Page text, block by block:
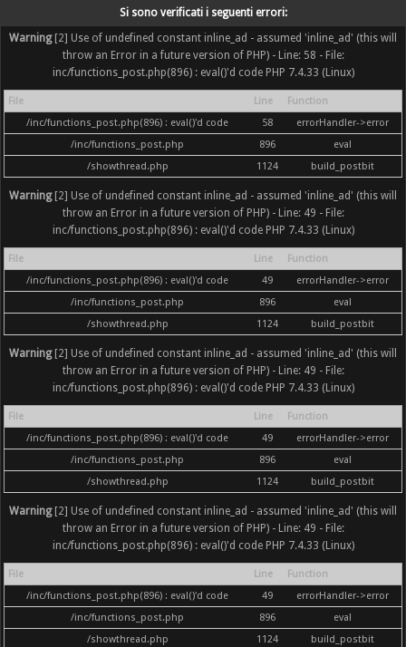
Si sono verificati i seguenti errori:
Warning[2] Use of undefined constant inline_ad - assumed 'inline_ad' (this will
throw an Error in a future version of PHP) - Line: 58 - File:
inc/functions_post.php(896) : eval()'d code PHP 7.4.33 (Linux)
File Line
Function
/inc/functions_post.php(896) : eval()'d code
58
errorHandler->error
/inc/functions_post.php
896
eval
/showthread.php
1124 build_postbit
Warning[2] Use of undefined constant inline_ad - assumed 'inline_ad' (this will
throw an Error in a future version of PHP) - Line: 49 - File:
inc/functions_post.php(896) : eval()'d code PHP 7.4.33 (Linux)
File Line
Function
/inc/functions_post.php(896) : eval()'d code
49
errorHandler->error
/inc/functions_post.php
896
eval
/showthread.php
1124 build_postbit
Warning[2] Use of undefined constant inline_ad - assumed 'inline_ad' (this will
throw an Error in a future version of PHP) - Line: 49 - File:
inc/functions_post.php(896) : eval()'d code PHP 7.4.33 (Linux)
File Line
Function
/inc/functions_post.php(896) : eval()'d code
49
errorHandler->error
/inc/functions_post.php
896
eval
/showthread.php
1124 build_postbit
Warning[2] Use of undefined constant inline_ad - assumed 'inline_ad' (this will
throw an Error in a future version of PHP) - Line: 49 - File:
inc/functions_post.php(896) : eval()'d code PHP 7.4.33 (Linux)
File Line
Function
/inc/functions_post.php(896) : eval()'d code
49
errorHandler->error
/inc/functions_post.php
896
eval
/showthread.php
1124 build_postbit